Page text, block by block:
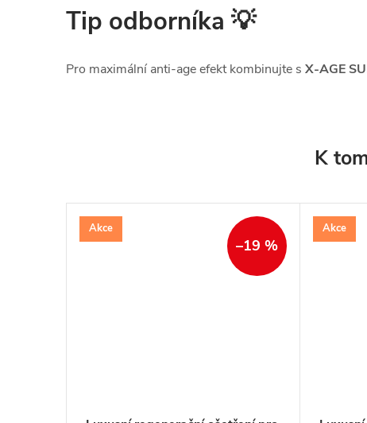
Tip odborníka 💡
Pro maximální anti-age efekt kombinujte s X-AGE
K
Akce
–19 %
Akce